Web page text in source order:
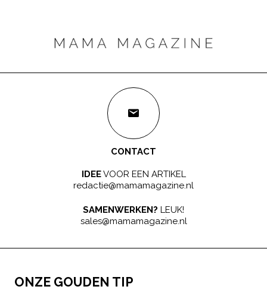
CONTACT
IDEEVOOR EEN ARTIKEL
redactie@mamamagazine.nl
SAMENWERKEN? LEUK!
sales@mamamagazine.nl
ONZE GOUDEN TIP